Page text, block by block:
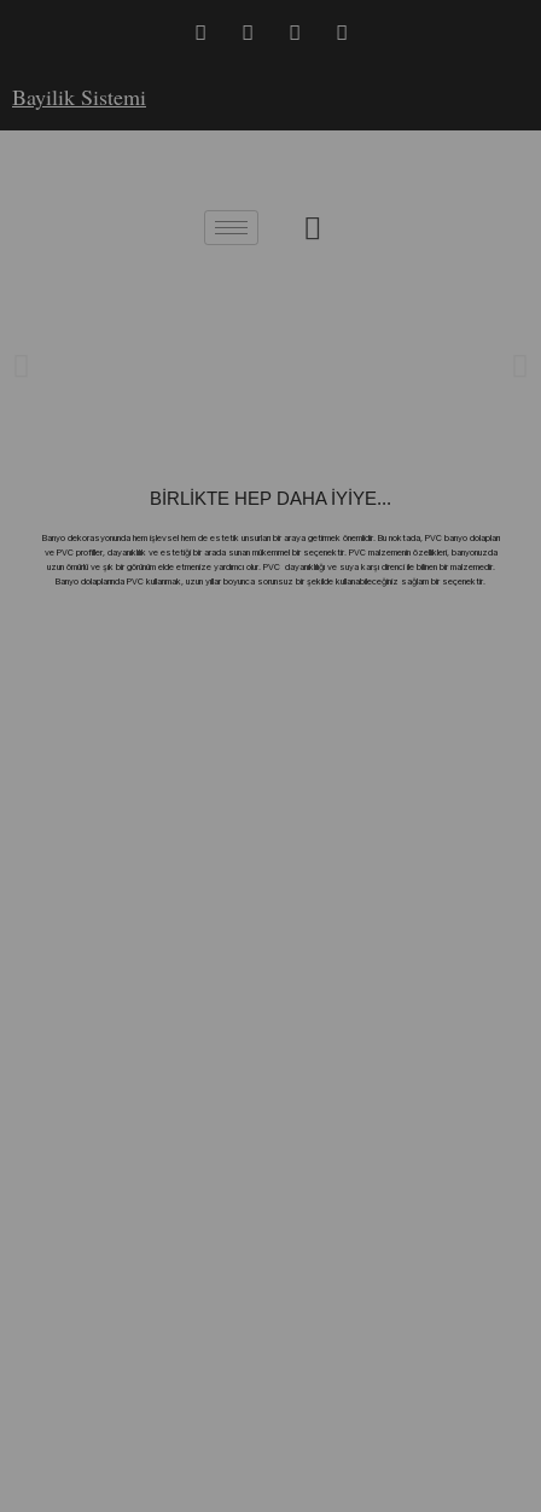
Bayilik Sistemi
BİRLİKTE HEP DAHA İYİYE...
Banyo dekorasyonunda hem işlevsel hem de estetik unsurları bir araya getirmek önemlidir. Bu noktada, PVC banyo dolapları
ve PVC profiller, dayanıklılık ve estetiği bir arada sunan mükemmel bir seçenektir. PVC malzemenin özellikleri, banyonuzda
uzun ömürlü ve şık bir görünüm elde etmenize yardımcı olur. PVC dayanıklılığı ve suya karşı direnci ile bilinen bir malzemedir.
Banyo dolaplarında PVC kullanmak, uzun yıllar boyunca sorunsuz bir şekilde kullanabileceğiniz sağlam bir seçenektir.